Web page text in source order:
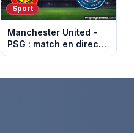
Sport
Manchester United -
PSG : match en direct
sur beIN Sports 1 à